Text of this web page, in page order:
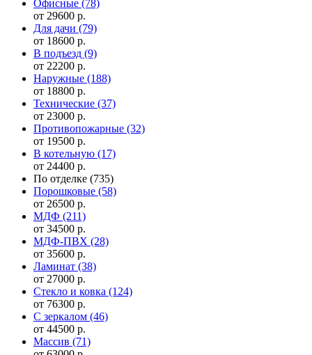
Офисные (78)
от 29600 р.
Для дачи (79)
от 18600 р.
В подъезд (9)
от 22200 р.
Наружные (188)
от 18800 р.
Технические (37)
от 23000 р.
Противопожарные (32)
от 19500 р.
В котельную (17)
от 24400 р.
По отделке (735)
Порошковые (58)
от 26500 р.
МДФ (211)
от 34500 р.
МДФ-ПВХ (28)
от 35600 р.
Ламинат (38)
от 27000 р.
Стекло и ковка (124)
от 76300 р.
С зеркалом (46)
от 44500 р.
Массив (71)